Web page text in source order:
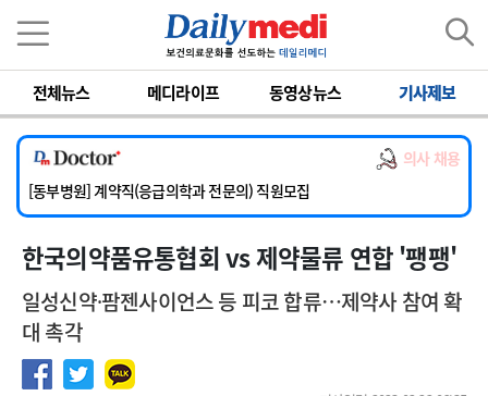
전체뉴스 메디라이프 동영상뉴스 기사제보
의사 채용
[서울아산병원] 2026년 하반기 인턴 모집
[영남대학교의료원] 마취통증의학과 임기제 임상의사 채용
[충남대학교병원] 소아청소년과(소아응급전담) 계약직 의사 공개채용
[동부병원] 계약직(응급의학과 전문의) 직원모집
[이대목동병원] 하반기 전공의(레지던트1년차) 모집
[서울아산병원] 2026년 하반기 인턴 모집
한국의약품유통협회 vs 제약물류 연합 '팽팽'
일성신약⸱팜젠사이언스 등 피코 합류…제약사 참여 확
대 촉각